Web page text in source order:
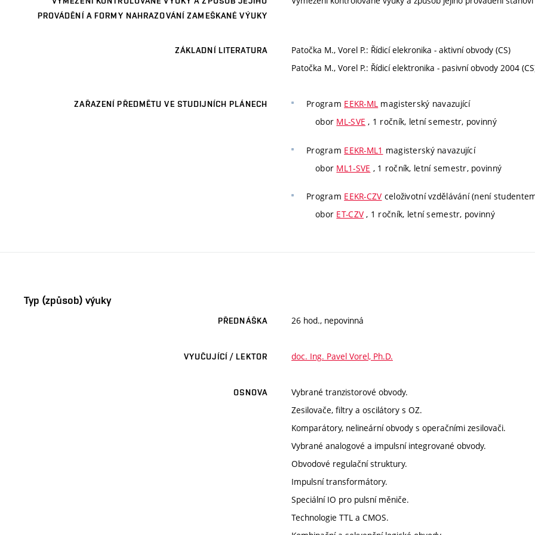
PROVÁDĚNÍ A FORMY NAHRAZOVÁNÍ ZAMEŠKANÉ VÝUKY
ZÁKLADNÍ LITERATURA
Patočka M., Vorel P.: Řídicí elekronika - aktivní obvody (CS)
Patočka M., Vorel P.: Řídicí elektronika - pasivní obvody 2004
ZAŘAZENÍ PŘEDMĚTU VE STUDIJNÍCH PLÁNECH Program EEKR-ML magisterský navazující
obor ML-SVE , 1 ročník, letní semestr, povinný
Program EEKR-ML1 magisterský navazující
obor ML1-SVE , 1 ročník, letní semestr, povinný
Program EEKR-CZV celoživotní vzdělávání (není
obor ET-CZV , 1 ročník, letní semestr, povinný
Typ (způsob) výuky
PŘEDNÁŠKA 26 hod., nepovinná
VYUČUJÍCÍ / LEKTOR doc. Ing. Pavel Vorel, Ph.D.
OSNOVA
Vybrané tranzistorové obvody.
Zesilovače, filtry a oscilátory s OZ.
Komparátory, nelineární obvody s operačními zesilovači.
Vybrané analogové a impulsní integrované obvody.
Obvodové regulační struktury.
Impulsní transformátory.
Speciální IO pro pulsní měniče.
Technologie TTL a CMOS.